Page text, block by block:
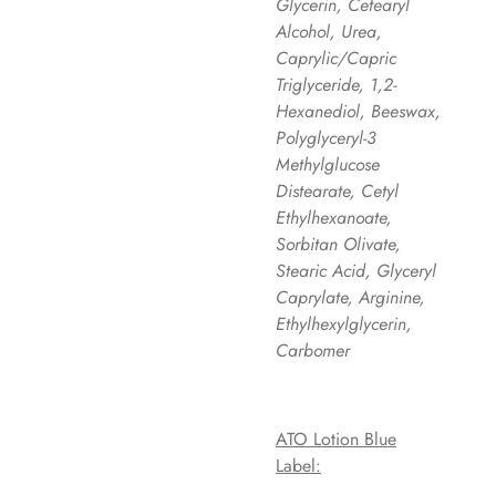
Alcohol, Urea,
Caprylic/Capric
Triglyceride, 1,2-
Hexanediol, Beeswax,
Polyglyceryl-3
Methylglucose
Distearate, Cetyl
Ethylhexanoate,
Sorbitan Olivate,
Stearic Acid, Glyceryl
Caprylate, Arginine,
Ethylhexylglycerin,
Carbomer
ATO Lotion Blue
Label: